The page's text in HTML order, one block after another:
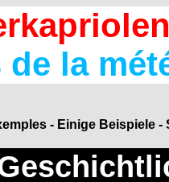
de la
- Einige Beispiele -